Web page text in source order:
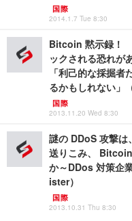
国際
2014.1.7 Tue 8:30
Bitcoin 黙示録！
ックされる恐れが
「利己的な採掘
るかもしれない」
国際
2013.11.20 Wed 8:30
謎の DDoS 攻撃
送りこみ、
か～DDos 対策企
ister）
国際
2013.10.31 Thu 8:30